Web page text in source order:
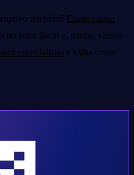
também? Conte com a
no setor fiscal e, juntos, vamos
especialistas e saiba como